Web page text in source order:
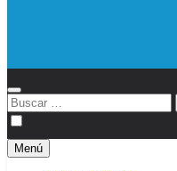
Buscar:
Menú